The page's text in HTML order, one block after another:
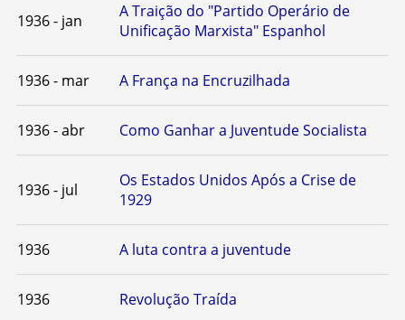
1936 - jan
A Traição do "Partido Operário de
Unificação Marxista" Espanhol
1936 - mar A França na Encruzilhada
1936 - abr Como Ganhar a Juventude Socialista
1936 - jul
Os Estados Unidos Após a Crise de
1929
1936 A luta contra a juventude
1936 Revolução Traída